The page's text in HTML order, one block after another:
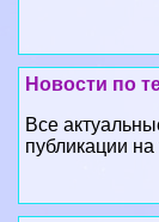
Новости по
Все
публикации